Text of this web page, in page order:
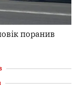
поранив